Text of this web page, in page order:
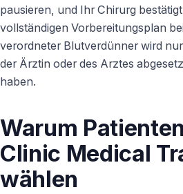
pausieren, und Ihr Chirurg
vollständigen Vorbereitungsplan
verordneter Blutverdünner wird
der Ärztin oder des Arztes
haben.
Warum
Clinic Medical
wählen